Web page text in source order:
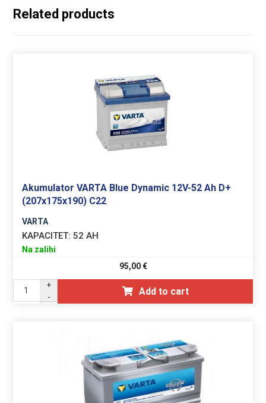
Related products
Akumulator VARTA Blue Dynamic 12V-52 Ah D+
(207x175x190) C22
VARTA
KAPACITET: 52 AH
Na zalihi
95,00€
+
-
Add to cart